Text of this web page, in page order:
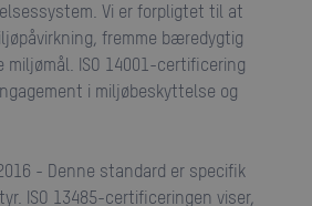
Vi er forpligtet til at
fremme bæredygtig
miljømål. ISO 14001-certificering
i miljøbeskyttelse og
- Denne standard er specifik
ISO 13485-certificeringen viser,